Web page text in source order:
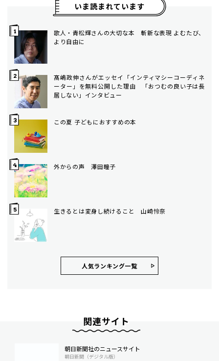
いま読まれています
歌人・青松輝さんの大切な本 斬新な表現 よむたび、
より自由に
髙嶋政伸さんがエッセイ「インティマシーコーディネ
ーター」を無料公開した理由 「おつむの良い子は長
居しない」インタビュー
この夏 子どもにおすすめの本
外からの声 澤田瞳子
生きるとは変身し続けること 山崎怜奈
人気ランキング⼀覧
関連サイト
朝日新聞社のニュースサイト
朝日新聞（デジタル版）